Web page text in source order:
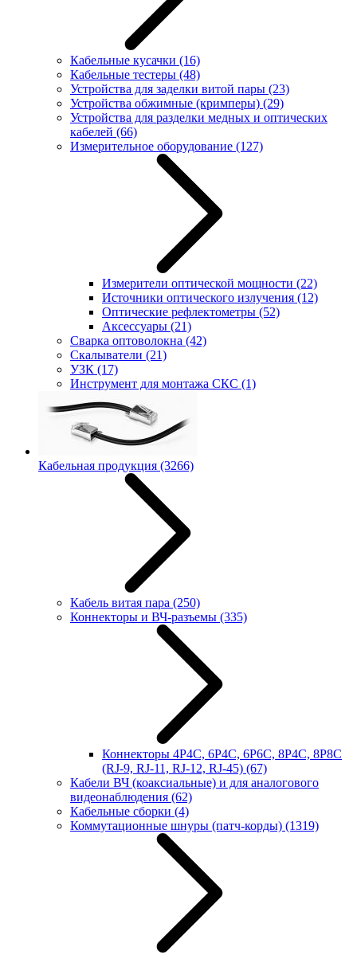
Кабельные кусачки (16)
Кабельные тестеры (48)
Устройства для заделки витой пары (23)
Устройства обжимные (кримперы) (29)
Устройства для разделки медных и оптических
кабелей (66)
Измерительное оборудование (127)
Измерители оптической мощности (22)
Источники оптического излучения (12)
Оптические рефлектометры (52)
Аксессуары (21)
Сварка оптоволокна (42)
Скалыватели (21)
УЗК (17)
Инструмент для монтажа СКС (1)
Кабельная продукция (3266)
Кабель витая пара (250)
Коннекторы и ВЧ-разъемы (335)
Коннекторы 4P4C, 6P4C, 6P6C, 8P4C, 8P8C
(RJ-9, RJ-11, RJ-12, RJ-45) (67)
Кабели ВЧ (коаксиальные) и для аналогового
видеонаблюдения (62)
Кабельные сборки (4)
Коммутационные шнуры (патч-корды) (1319)